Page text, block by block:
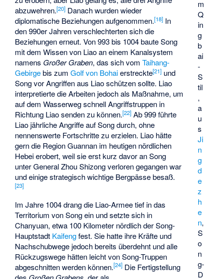
m
Q
in
g
b
ai
-
S
til
,
a
u
s
Ji
n
g
d
e
z
h
e
n,
S
o
n
g-
D
abzuwehren.[20] Danach wurden wieder
diplomatische Beziehungen aufgenommen.[18] In
den 990er Jahren verschlechterten sich die
Beziehungen erneut. Von 993 bis 1004 baute Song
mit dem Wissen von Liao an einem Kanalsystem
namens Großer Graben, das sich vomTaihang-
Gebirgebis zumGolf von Bohaierstreckte[21] und
Song vor Angriffen aus Liao schützen sollte. Liao
interpretierte die Arbeiten jedoch als Maßnahme, um
auf dem Wasserweg schnell Angriffstruppen in
Richtung Liao senden zu können.[22] Ab 999 führte
Liao jährliche Angriffe auf Song durch, ohne
nennenswerte Fortschritte zu erzielen. Liao hätte
gern die Region Guannan im heutigen nördlichen
Hebei erobert, weil sie erst kurz davor an Song
unter General Zhou Shizong verloren gegangen war
und einige strategisch wichtige Bergpässe besaß.
[23]
Im Jahre 1004 drang die Liao-Armee tief in das
Territorium von Song ein und setzte sich in
Chanyuan, etwa 100 Kilometer nördlich der Song-
Hauptstadt Kaifengfest. Sie hatte ihre Kräfte und
Nachschubwege jedoch bereits überdehnt und alle
Rückzugswege hätten leicht von Song-Truppen
abgeschnitten werden können.[24] Die Fertigstellung